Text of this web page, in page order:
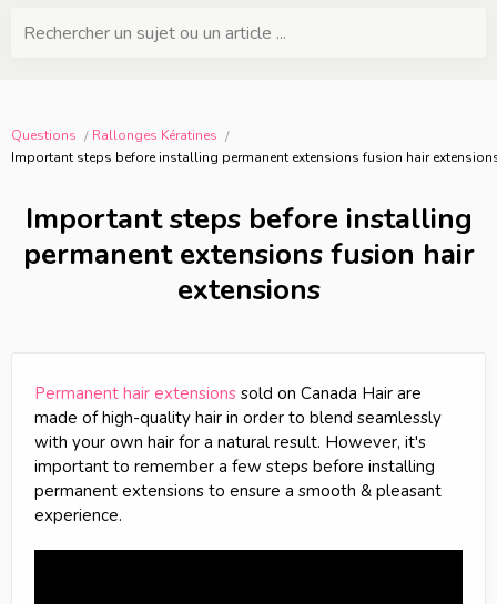
Rechercher un sujet ou un article ...
Questions
Rallonges Kératines
Important steps before installing permanent extensions fusion hair
Important steps before installing
permanent extensions fusion hair
extensions
Permanent hair extensions sold on Canada Hair are
made of high-quality hair in order to blend seamlessly
with your own hair for a natural result. However, it's
important to remember a few steps before installing
permanent extensions to ensure a smooth & pleasant
experience.